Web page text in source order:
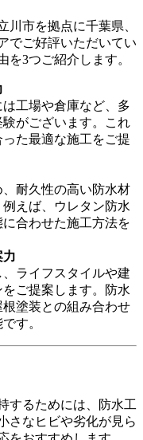
川市を拠点に千葉県、
でご好評いただいてい
を3つご紹介します。
工場や倉庫など、多
がございます。これ
た最適な施工をご提
耐久性の高い防水材
えば、ウレタン防水
合わせた施工方法を
力
ライフスタイルや建
ご提案します。防水
塗装との組み合わせ
す。
するためには、防水工
さなヒビや劣化が見ら